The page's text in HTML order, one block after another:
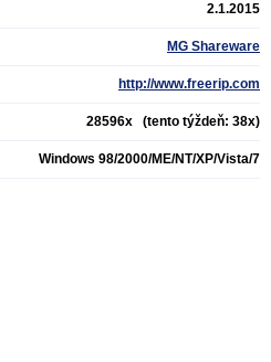
2.1.2015
MG Shareware
http://www.freerip.com
28596x (tento týždeň: 38x)
Windows 98/2000/ME/NT/XP/Vista/7